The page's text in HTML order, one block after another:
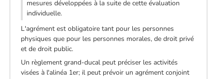
mesures développées à la suite de cette évaluation
individuelle.
L'agrément est obligatoire tant pour les personnes
physiques que pour les personnes morales, de droit privé
et de droit public.
Un règlement grand-ducal peut préciser les activités
visées à l'alinéa 1er; il peut prévoir un agrément conjoint